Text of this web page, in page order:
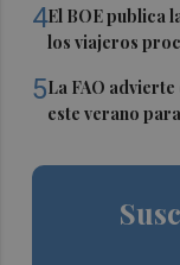
4El BOE publica
los viajeros
5La FAO
este verano